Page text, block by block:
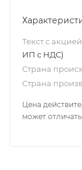
Текст с акцией
ИП с НДС)
Страна
Страна
Цена
может